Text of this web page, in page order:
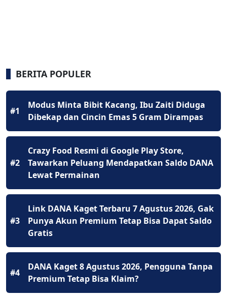
BERITA POPULER
#1
Modus Minta Bibit Kacang, Ibu Zaiti Diduga
Dibekap dan Cincin Emas 5 Gram Dirampas
#2
Crazy Food Resmi di Google Play Store,
Tawarkan Peluang Mendapatkan Saldo DANA
Lewat Permainan
#3
Link DANA Kaget Terbaru 7 Agustus 2026, Gak
Punya Akun Premium Tetap Bisa Dapat Saldo
Gratis
#4
DANA Kaget 8 Agustus 2026, Pengguna Tanpa
Premium Tetap Bisa Klaim?